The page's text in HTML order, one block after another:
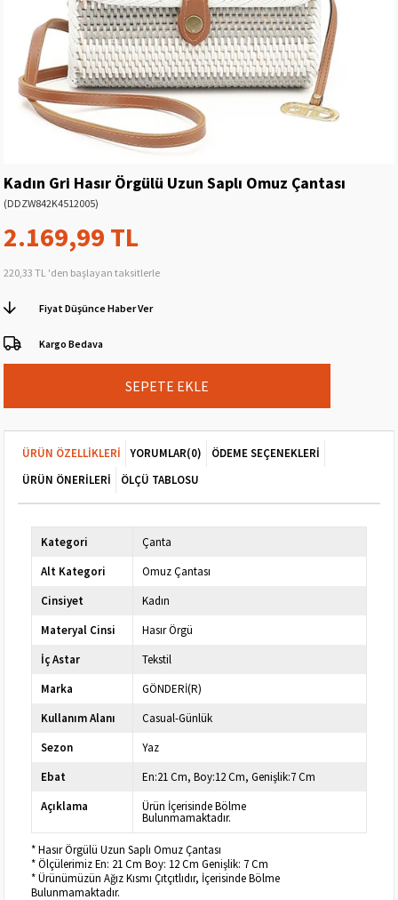
Kadın Gri Hasır Örgülü Uzun Saplı Omuz Çantası
(DDZW842K4512005)
2.169,99 TL
220,33 TL 'den başlayan taksitlerle
Fiyat Düşünce Haber Ver
Kargo Bedava
ÜRÜN ÖZELLIKLERI YORUMLAR(0)
ÖDEME SEÇENEKLERI
ÜRÜN ÖNERILERI
ÖLÇÜ TABLOSU
Kategori
Çanta
Alt Kategori
Omuz Çantası
Cinsiyet
Kadın
Materyal Cinsi
Hasır Örgü
İç Astar
Tekstil
Marka
GÖNDERİ(R)
Kullanım Alanı
Casual-Günlük
Sezon
Yaz
Ebat
En:21 Cm, Boy:12 Cm, Genişlik:7 Cm
Açıklama
Ürün İçerisinde Bölme
Bulunmamaktadır.
* Hasır Örgülü Uzun Saplı Omuz Çantası
* Ölçülerimiz En: 21 Cm Boy: 12 Cm Genişlik: 7 Cm
* Ürünümüzün Ağız Kısmı Çıtçıtlıdır, İçerisinde Bölme
Bulunmamaktadır.